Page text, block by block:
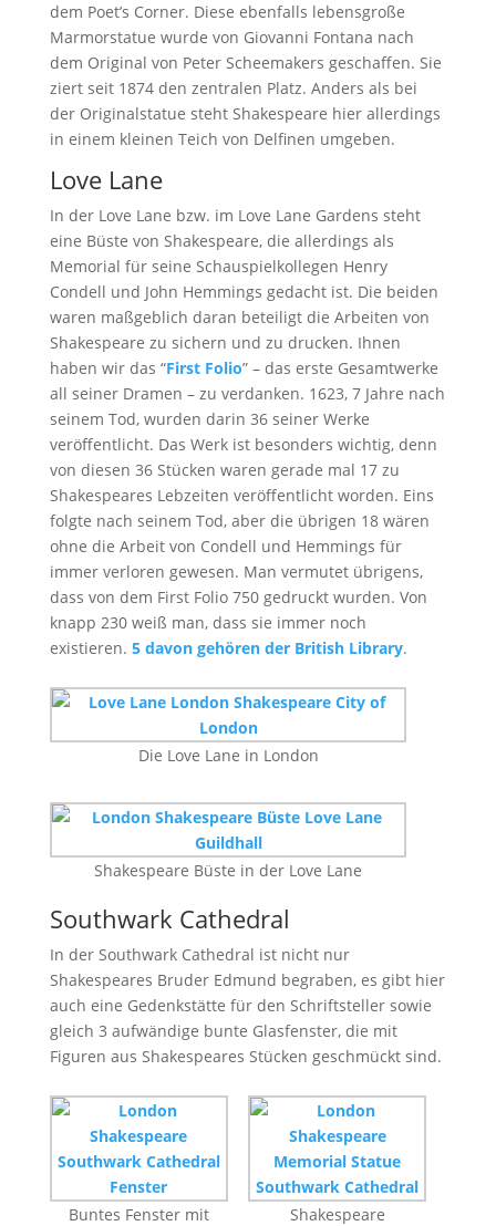
dem Poet’s Corner. Diese ebenfalls lebensgroße
Marmorstatue wurde von Giovanni Fontana nach
dem Original von Peter Scheemakers geschaffen. Sie
ziert seit 1874 den zentralen Platz. Anders als bei
der Originalstatue steht Shakespeare hier allerdings
in einem kleinen Teich von Delfinen umgeben.
Love Lane
In der Love Lane bzw. im Love Lane Gardens steht
eine Büste von Shakespeare, die allerdings als
Memorial für seine Schauspielkollegen Henry
Condell und John Hemmings gedacht ist. Die beiden
waren maßgeblich daran beteiligt die Arbeiten von
Shakespeare zu sichern und zu drucken. Ihnen
haben wir das “First Folio” – das erste Gesamtwerke
all seiner Dramen – zu verdanken. 1623, 7 Jahre nach
seinem Tod, wurden darin 36 seiner Werke
veröffentlicht. Das Werk ist besonders wichtig, denn
von diesen 36 Stücken waren gerade mal 17 zu
Shakespeares Lebzeiten veröffentlicht worden. Eins
folgte nach seinem Tod, aber die übrigen 18 wären
ohne die Arbeit von Condell und Hemmings für
immer verloren gewesen. Man vermutet übrigens,
dass von dem First Folio 750 gedruckt wurden. Von
knapp 230 weiß man, dass sie immer noch
existieren. 5 davon gehören der British Library.
Die Love Lane in London
Shakespeare Büste in der Love Lane
Southwark Cathedral
In der Southwark Cathedral ist nicht nur
Shakespeares Bruder Edmund begraben, es gibt hier
auch eine Gedenkstätte für den Schriftsteller sowie
gleich 3 aufwändige bunte Glasfenster, die mit
Figuren aus Shakespeares Stücken geschmückt sind.
Buntes Fenster mit
Shakespeare